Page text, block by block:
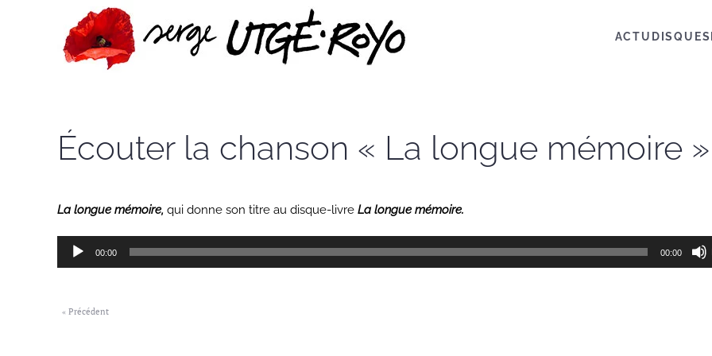
Passer au contenu principal ACTU DISQUES
Écouter la chanson « La longue mémoire »
La longue mémoire, qui donne son titre au disque-livre La longue mémoire.
Lecteur
audio
00:00 00:00
« Précédent